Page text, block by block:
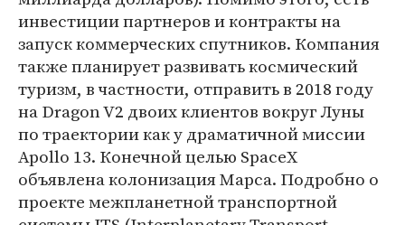
инвестиции партнеров и контракты на
запуск коммерческих спутников. Компания
также планирует развивать космический
туризм, в частности, отправить в 2018 году
на Dragon V2 двоих клиентов вокруг Луны
по траектории как у драматичной миссии
Apollo 13. Конечной целью SpaceX
объявлена колонизация Марса. Подробно о
проекте межпланетной транспортной